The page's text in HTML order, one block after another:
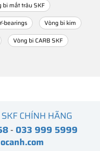
bi mắt trâu SKF
bearings
Vòng bi kim
Vòng bi CARB SKF
CHÍNH HÃNG
- 033 999 5999